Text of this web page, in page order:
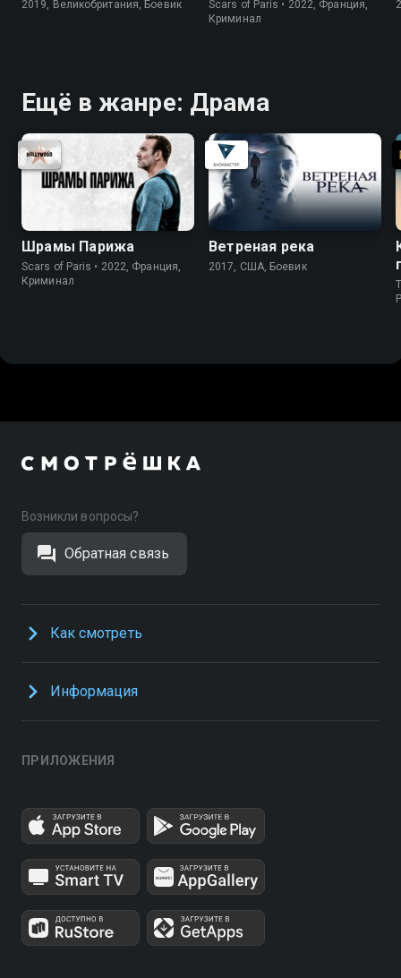
2019, Великобритания, Боевик
Scars of Paris • 2022, Франция,
Криминал
Ещё в жанре: Драма
Шрамы Парижа
Scars of Paris • 2022, Франция,
Криминал
Ветреная река
2017, США, Боевик
Возникли вопросы?
Обратная связь
Как смотреть
Информация
ПРИЛОЖЕНИЯ